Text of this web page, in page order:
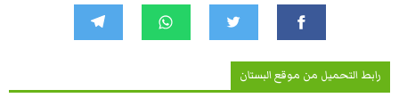
رابط التحميل من موقع البستان